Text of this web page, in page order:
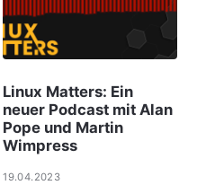
Linux Matters: Ein
neuer Podcast mit Alan
Pope und Martin
Wimpress
19.04.2023